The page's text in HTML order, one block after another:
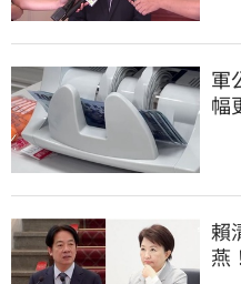
軍
幅
賴
燕